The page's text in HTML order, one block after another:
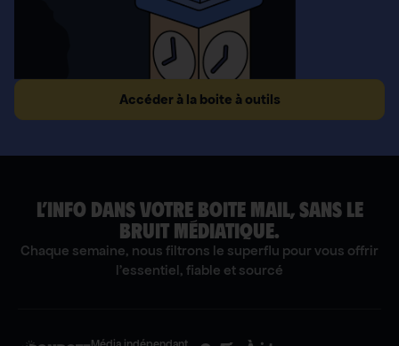
Accéder à la boite à outils
L’INFO DANS VOTRE BOITE MAIL, SANS LE
BRUIT MÉDIATIQUE.
Chaque semaine, nous filtrons le superflu pour vous offrir
l'essentiel, fiable et sourcé